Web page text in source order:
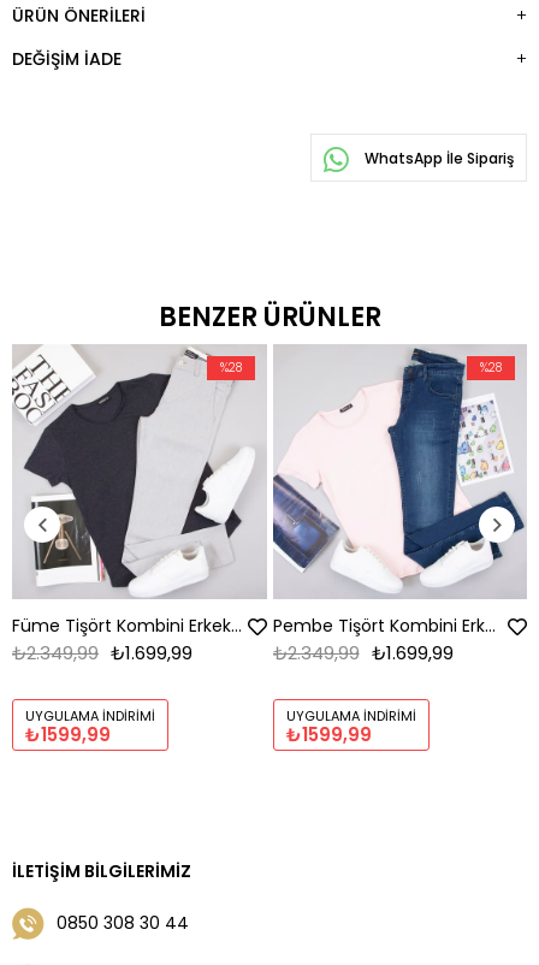
ÜRÜN ÖNERILERI
DEĞIŞIM İADE
WhatsApp İle Sipariş
BENZER ÜRÜNLER
Füme Tişört Kombini Erkek | Slim Fit Şık Komple Set
₺1.699,99
₺2.349,99
UYGULAMA İNDIRIMI
₺1599,99
%28
Pembe Tişört Kombini Erkek | Slim Fit Şık Komple Set
₺1.699,99
₺2.349,99
UYGULAMA İNDIRIMI
₺1599,99
%28
İLETIŞIM BILGILERIMIZ
0850 308 30 44